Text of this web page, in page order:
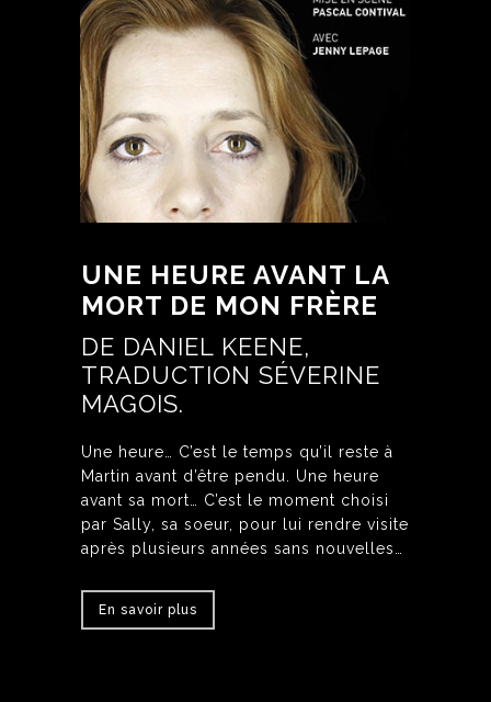
UNE HEURE AVANT LA
MORT DE MON FRÈRE
DE DANIEL KEENE,
TRADUCTION SÉVERINE
MAGOIS.
Une heure… C’est le temps qu’il reste à
Martin avant d’être pendu. Une heure
avant sa mort… C’est le moment choisi
par Sally, sa soeur, pour lui rendre visite
après plusieurs années sans nouvelles…
En savoir plus